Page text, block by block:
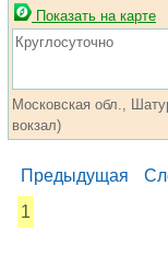
Показать на карте
Круглосуточно
Московская обл.,
вокзал)
Предыдущая
1